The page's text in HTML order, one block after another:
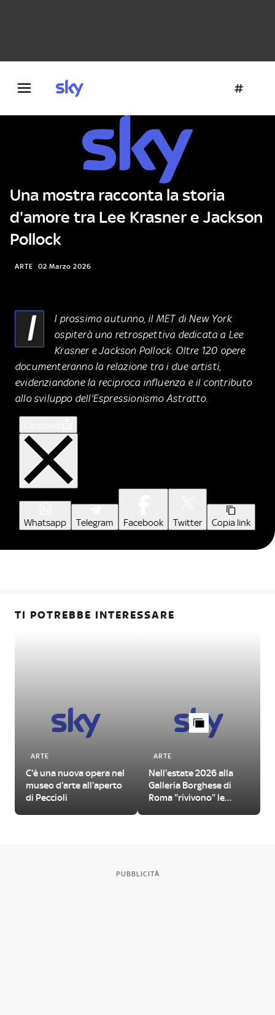
Una mostra racconta la storia
d'amore tra Lee Krasner e Jackson
Pollock
ARTE 02 Marzo 2026
I
l prossimo autunno, il MET di New York
ospiterà una retrospettiva dedicata a Lee
Krasner e Jackson Pollock. Oltre 120 opere
documenteranno la relazione tra i due artisti,
evidenziandone la reciproca influenza e il contributo
allo sviluppo dell'Espressionismo Astratto.
Whatsapp Telegram Facebook Twitter Copia link
TI POTREBBE INTERESSARE
ARTE
C'è una nuova opera nel
museo d'arte all'aperto
di Peccioli
ARTE
Nell'estate 2026 alla
Galleria Borghese di
Roma "rivivono" le
PUBBLICITÀ